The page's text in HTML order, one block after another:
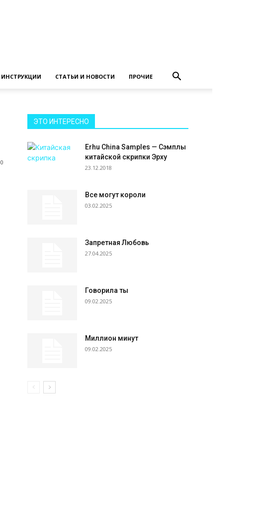
ИНСТРУКЦИИ СТАТЬИ И НОВОСТИ ПРОЧИЕ
0
ЭТО ИНТЕРЕСНО
Erhu China Samples — Сэмплы
китайской скрипки Эрху
23.12.2018
Все могут короли
03.02.2025
Запретная Любовь
27.04.2025
Говорила ты
09.02.2025
Миллион минут
09.02.2025